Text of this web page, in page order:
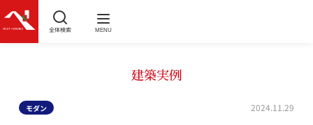
全体検索 MENU
建築実例
モダン 2024.11.29